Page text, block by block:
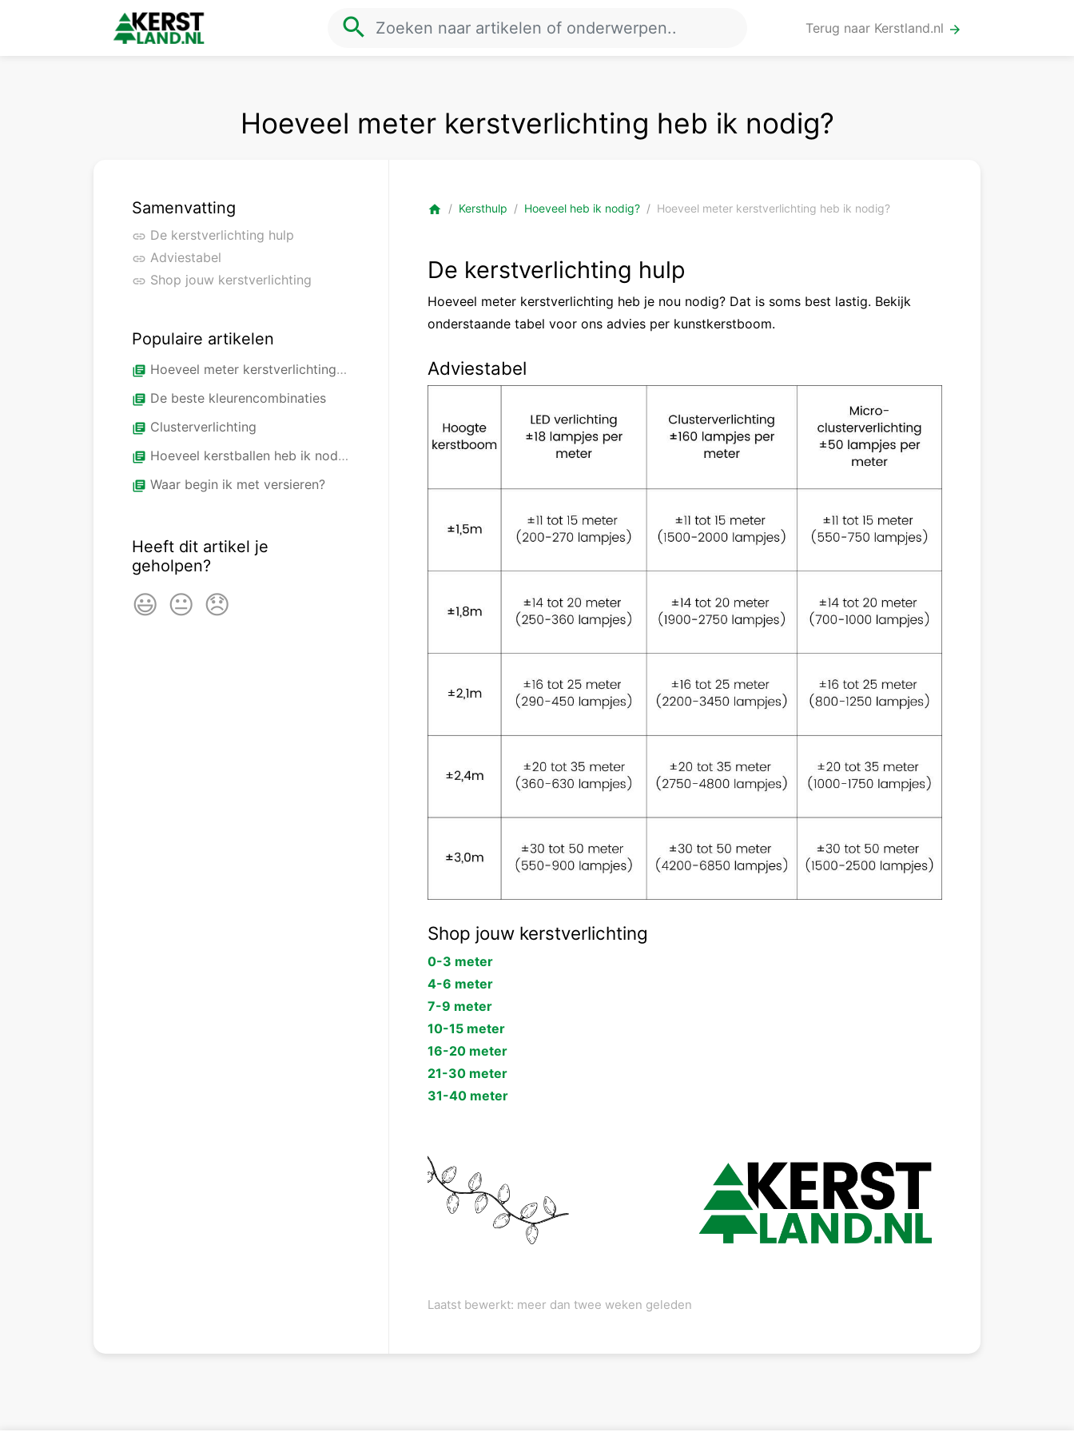
search Terug naar Kerstland.nl arrow_forward
Hoeveel meter kerstverlichting heb ik nodig?
Samenvatting
link De kerstverlichting hulp
link Adviestabel
link Shop jouw kerstverlichting
Populaire artikelen
library_books Hoeveel meter kerstverlichting heb ik nodig?
library_books De beste kleurencombinaties
library_books Clusterverlichting
library_books Hoeveel kerstballen heb ik nodig?
library_books Waar begin ik met versieren?
Heeft dit artikel je
geholpen?
😃 😐 😞
home Kersthulp Hoeveel heb ik nodig? Hoeveel meter kerstverlichting heb ik nodig?
De kerstverlichting hulp
Hoeveel meter kerstverlichting heb je nou nodig? Dat is soms best lastig. Bekijk
onderstaande tabel voor ons advies per kunstkerstboom.
Adviestabel
Shop jouw kerstverlichting
0-3 meter
4-6 meter
7-9 meter
10-15 meter
16-20 meter
21-30 meter
31-40 meter
Laatst bewerkt: meer dan twee weken geleden